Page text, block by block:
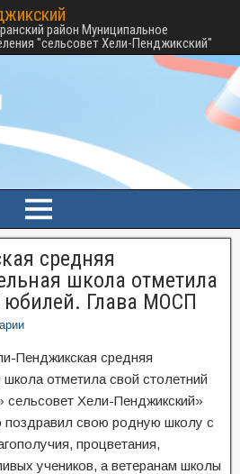
район Муниципальное
"сельсовет Хели-Пенджикский"
средняя
школа отметила
юбилей. Глава МОСП
Пенджикская средняя
отметила свой столетний
Хели-Пенджикский»
свою родную школу с
процветания,
учеников, а ветеранам школы